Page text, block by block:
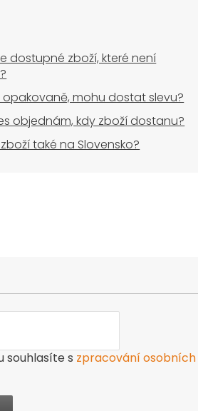
dostupné zboží, které není
opakovaně, mohu dostat slevu?
objednám, kdy zboží dostanu?
také na Slovensko?
souhlasíte s zpracování osobních